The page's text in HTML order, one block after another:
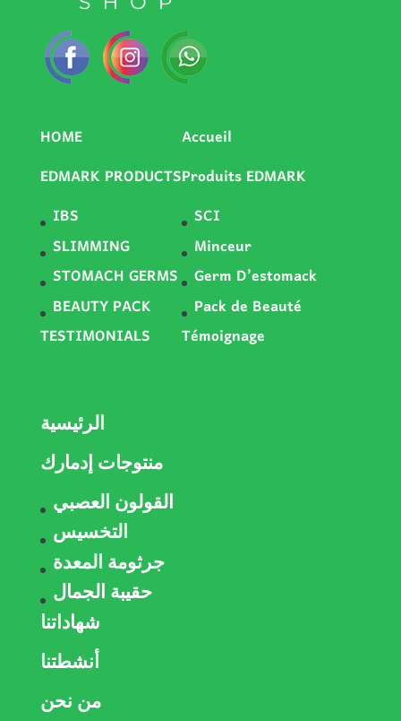
HOME
EDMARK PRODUCTS
IBS
SLIMMING
STOMACH GERMS
BEAUTY PACK
TESTIMONIALS
Accueil
Produits EDMARK
SCI
Minceur
Germ D’estomack
Pack de Beauté
Témoignage
الرئيسية
منتوجات إدمارك
القولون العصبي
التخسيس
جرثومة المعدة
حقيبة الجمال
شهاداتنا
أنشطتنا
من نحن